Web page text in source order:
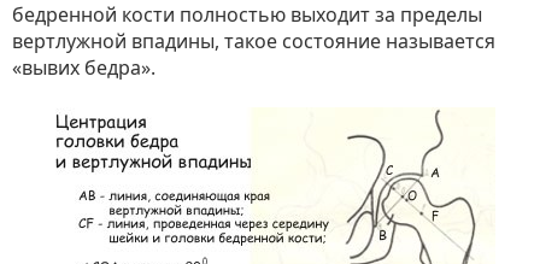
бедренной кости полностью выходит за пределы
вертлужной впадины, такое состояние называется
«вывих бедра».